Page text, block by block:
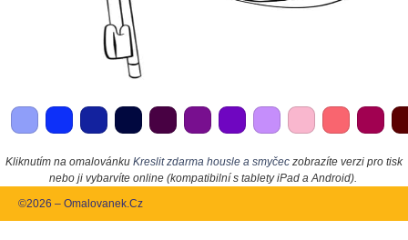
Kliknutím na omalovánku Kreslit zdarma housle a smyčec zobrazíte verzi pro tisk
nebo ji vybarvíte online (kompatibilní s tablety iPad a Android).
©2026 – Omalovanek.Cz